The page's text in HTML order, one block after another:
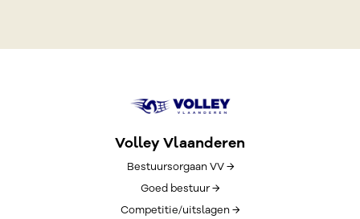
Volley Vlaanderen
Bestuursorgaan VV →
Goed bestuur →
Competitie/uitslagen →